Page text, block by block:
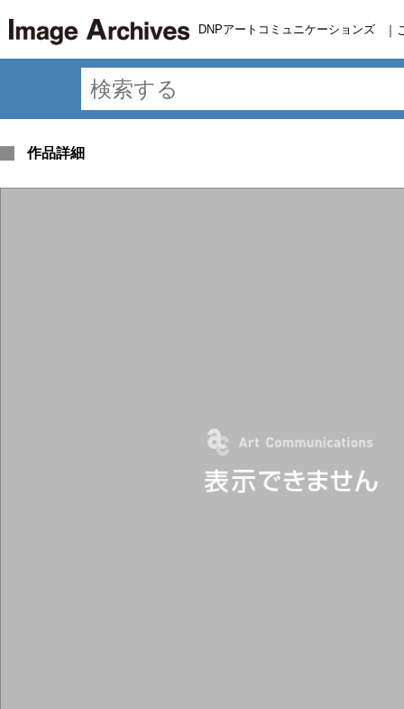
DNPアートコミュニケーションズ ｜
作品詳細